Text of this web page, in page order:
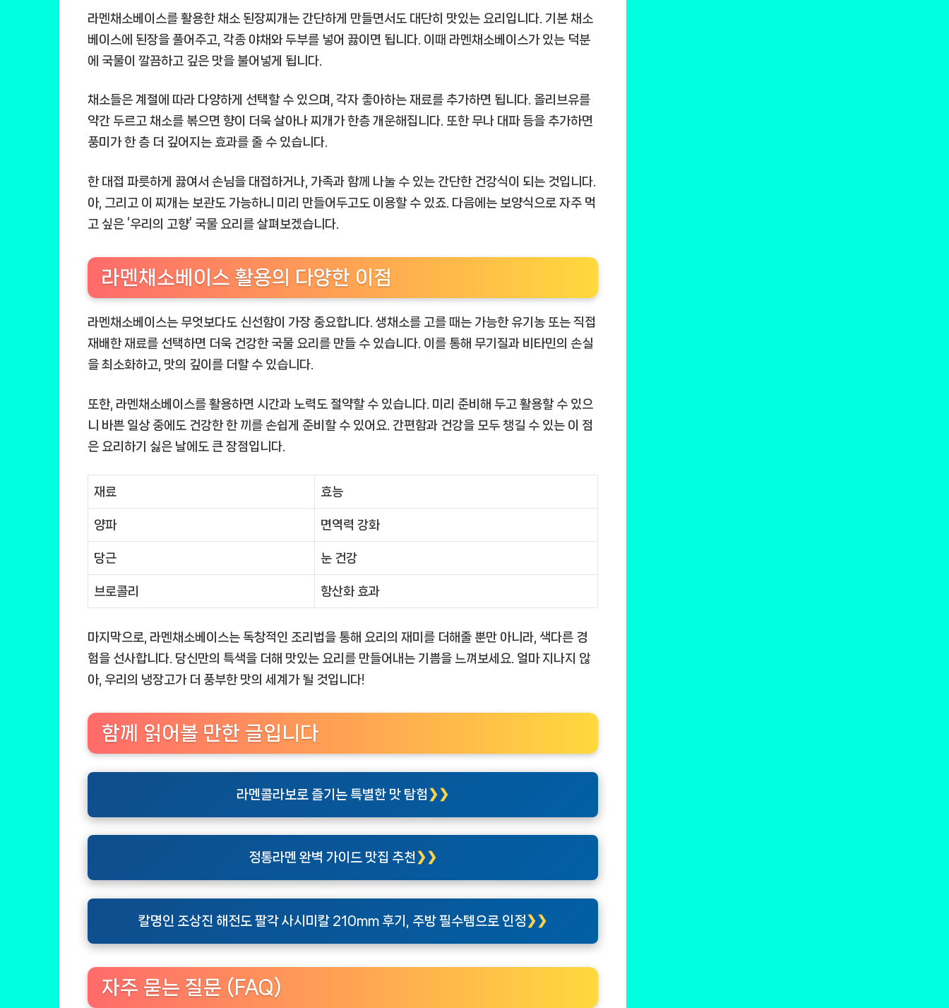
라멘채소베이스를 활용한 채소 된장찌개는 간단하게 만들면서도 대단히 맛있는 요리입니다. 기본 채소
베이스에 된장을 풀어주고, 각종 야채와 두부를 넣어 끓이면 됩니다. 이때 라멘채소베이스가 있는 덕분
에 국물이 깔끔하고 깊은 맛을 불어넣게 됩니다.
채소들은 계절에 따라 다양하게 선택할 수 있으며, 각자 좋아하는 재료를 추가하면 됩니다. 올리브유를
약간 두르고 채소를 볶으면 향이 더욱 살아나 찌개가 한층 개운해집니다. 또한 무나 대파 등을 추가하면
풍미가 한 층 더 깊어지는 효과를 줄 수 있습니다.
한 대접 파릇하게 끓여서 손님을 대접하거나, 가족과 함께 나눌 수 있는 간단한 건강식이 되는 것입니다.
아, 그리고 이 찌개는 보관도 가능하니 미리 만들어두고도 이용할 수 있죠. 다음에는 보양식으로 자주 먹
고 싶은 ‘우리의 고향’ 국물 요리를 살펴보겠습니다.
라멘채소베이스 활용의 다양한 이점
라멘채소베이스는 무엇보다도 신선함이 가장 중요합니다. 생채소를 고를 때는 가능한 유기농 또는 직접
재배한 재료를 선택하면 더욱 건강한 국물 요리를 만들 수 있습니다. 이를 통해 무기질과 비타민의 손실
을 최소화하고, 맛의 깊이를 더할 수 있습니다.
또한, 라멘채소베이스를 활용하면 시간과 노력도 절약할 수 있습니다. 미리 준비해 두고 활용할 수 있으
니 바쁜 일상 중에도 건강한 한 끼를 손쉽게 준비할 수 있어요. 간편함과 건강을 모두 챙길 수 있는 이 점
은 요리하기 싫은 날에도 큰 장점입니다.
재료 효능
양파 면역력 강화
당근 눈 건강
브로콜리 항산화 효과
마지막으로, 라멘채소베이스는 독창적인 조리법을 통해 요리의 재미를 더해줄 뿐만 아니라, 색다른 경
험을 선사합니다. 당신만의 특색을 더해 맛있는 요리를 만들어내는 기쁨을 느껴보세요. 얼마 지나지 않
아, 우리의 냉장고가 더 풍부한 맛의 세계가 될 것입니다!
함께 읽어볼 만한 글입니다
라멘콜라보로 즐기는 특별한 맛 탐험
정통라멘 완벽 가이드 맛집 추천
칼명인 조상진 해전도 팔각 사시미칼 210mm 후기, 주방 필수템으로 인정
자주 묻는 질문 (FAQ)